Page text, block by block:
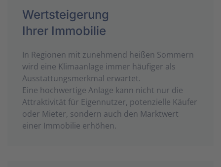
Wertsteigerung
Ihrer Immobilie
In Regionen mit zunehmend heißen Sommern
wird eine Klimaanlage immer häufiger als
Ausstattungsmerkmal erwartet.
Eine hochwertige Anlage kann nicht nur die
Attraktivität für Eigennutzer, potenzielle Käufer
oder Mieter, sondern auch den Marktwert
einer Immobilie erhöhen.